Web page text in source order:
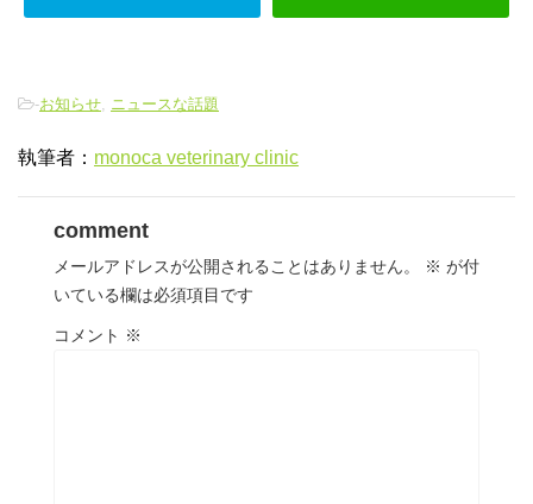
-お知らせ ニュースな話題
執筆者： monoca veterinary clinic
comment
メールアドレスが公開されることはありません。 ※ が付
いている欄は必須項目です
コメント ※